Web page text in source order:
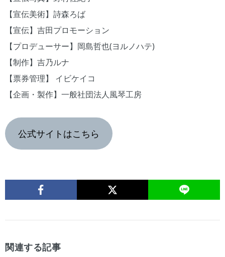
【宣伝美術】詩森ろば
【宣伝】吉田プロモーション
【プロデューサー】岡島哲也(ヨルノハテ)
【制作】吉乃ルナ
【票券管理】 イビケイコ
【企画・製作】一般社団法人風琴工房
公式サイトはこちら
関連する記事